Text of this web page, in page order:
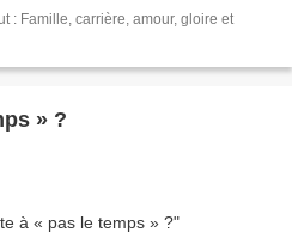
: Famille, carrière, amour, gloire et
» ?